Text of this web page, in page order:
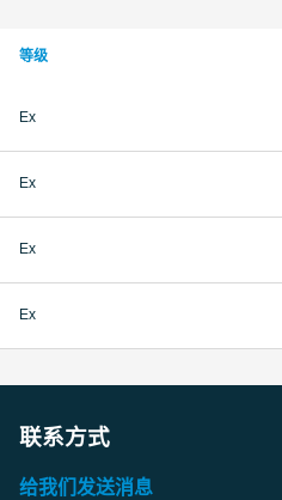
等级
Ex
Ex
Ex
Ex
联系方式
给我们发送消息